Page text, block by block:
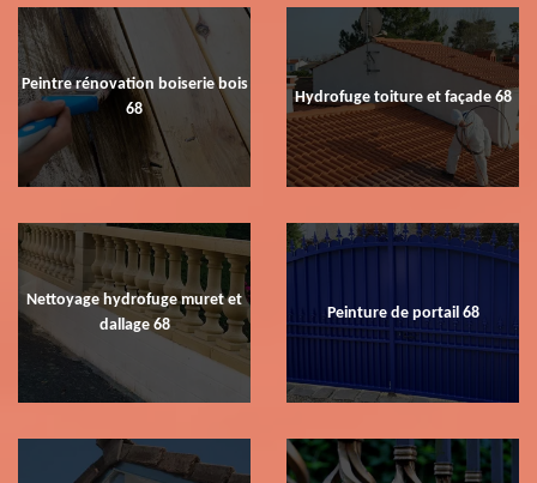
Peintre rénovation boiserie bois
68
Hydrofuge toiture et façade 68
Nettoyage hydrofuge muret et
dallage 68
Peinture de portail 68